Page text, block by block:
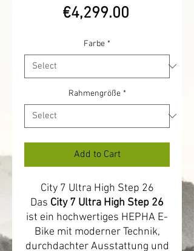
€4,299.00Price
Farbe *
Rahmengröße *
Add to Cart
City 7 Ultra High Step 26
Das City 7 Ultra High Step 26
ist ein hochwertiges HEPHA E-
Bike mit moderner Technik,
durchdachter Ausstattung und